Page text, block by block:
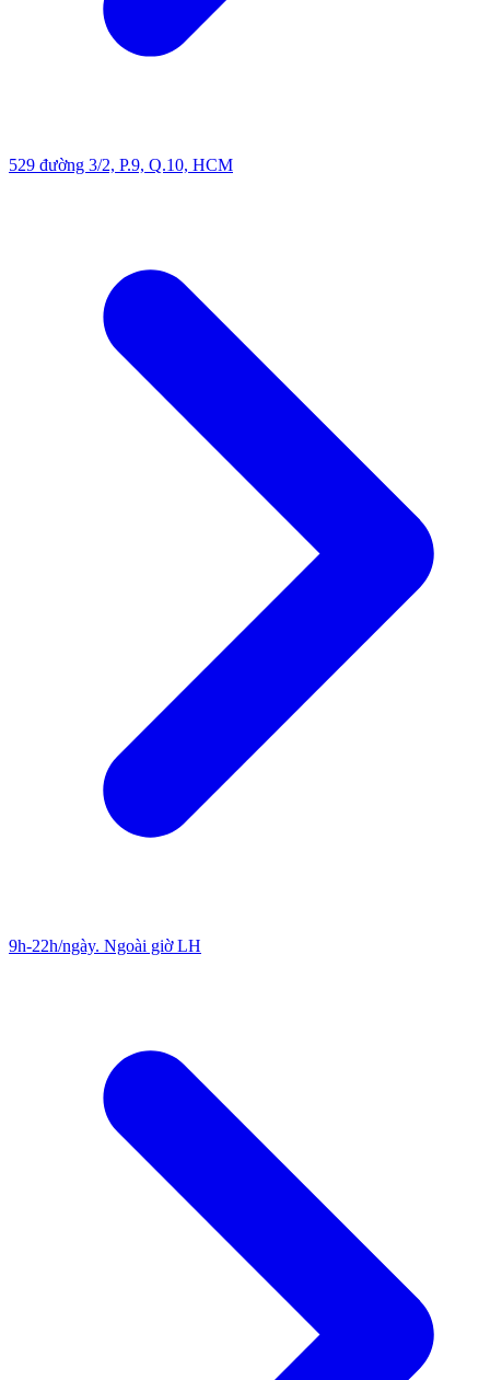
529 đường 3/2, P.9, Q.10, HCM
9h-22h/ngày. Ngoài giờ LH